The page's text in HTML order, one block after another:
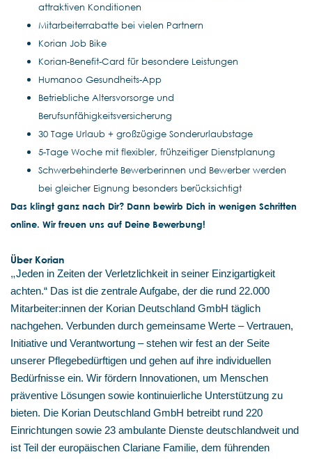
attraktiven Konditionen
Mitarbeiterrabatte bei vielen Partnern
Korian Job Bike
Korian-Benefit-Card für besondere Leistungen
Humanoo Gesundheits-App
Betriebliche Altersvorsorge und
Berufsunfähigkeitsversicherung
30 Tage Urlaub + großzügige Sonderurlaubstage
5-Tage Woche mit flexibler, frühzeitiger Dienstplanung
Schwerbehinderte Bewerberinnen und Bewerber werden
bei gleicher Eignung besonders berücksichtigt
Das klingt ganz nach Dir? Dann bewirb Dich in wenigen Schritten
online. Wir freuen uns auf Deine Bewerbung!
Über Korian
„Jeden in Zeiten der Verletzlichkeit in seiner Einzigartigkeit
achten.“ Das ist die zentrale Aufgabe, der die rund 22.000
Mitarbeiter:innen der Korian Deutschland GmbH täglich
nachgehen. Verbunden durch gemeinsame Werte – Vertrauen,
Initiative und Verantwortung – stehen wir fest an der Seite
unserer Pflegebedürftigen und gehen auf ihre individuellen
Bedürfnisse ein. Wir fördern Innovationen, um Menschen
präventive Lösungen sowie kontinuierliche Unterstützung zu
bieten. Die Korian Deutschland GmbH betreibt rund 220
Einrichtungen sowie 23 ambulante Dienste deutschlandweit und
ist Teil der europäischen Clariane Familie, dem führenden